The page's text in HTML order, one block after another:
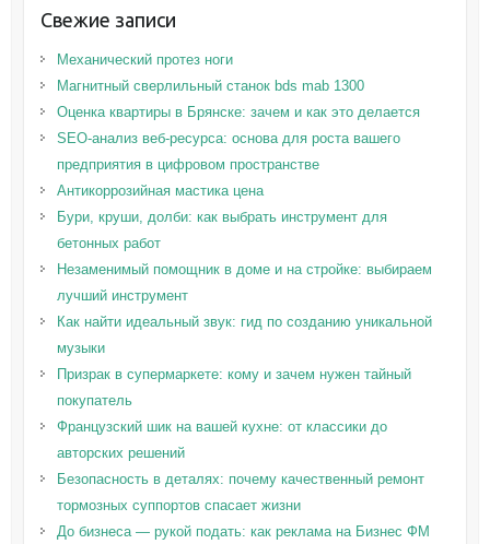
Свежие записи
Механический протез ноги
Магнитный сверлильный станок bds mab 1300
Оценка квартиры в Брянске: зачем и как это делается
SEO-анализ веб-ресурса: основа для роста вашего
предприятия в цифровом пространстве
Антикоррозийная мастика цена
Бури, круши, долби: как выбрать инструмент для
бетонных работ
Незаменимый помощник в доме и на стройке: выбираем
лучший инструмент
Как найти идеальный звук: гид по созданию уникальной
музыки
Призрак в супермаркете: кому и зачем нужен тайный
покупатель
Французский шик на вашей кухне: от классики до
авторских решений
Безопасность в деталях: почему качественный ремонт
тормозных суппортов спасает жизни
До бизнеса — рукой подать: как реклама на Бизнес ФМ